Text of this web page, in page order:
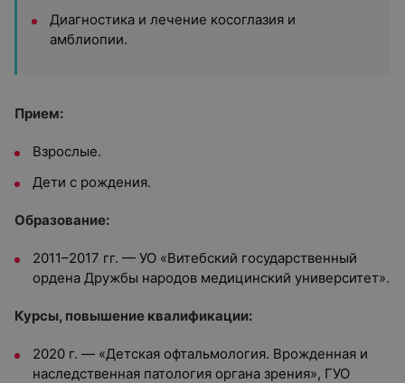
Диагностика и лечение косоглазия и
амблиопии.
Прием:
Взрослые.
Дети с рождения.
Образование:
2011–2017 гг. — УО «Витебский государственный
ордена Дружбы народов медицинский университет».
Курсы, повышение квалификации:
2020 г. — «Детская офтальмология. Врожденная и
наследственная патология органа зрения», ГУО